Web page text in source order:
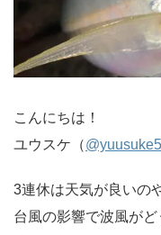
こんにちは！
ユウスケ（
3連休は天気が良いの
台風の影響で波風が